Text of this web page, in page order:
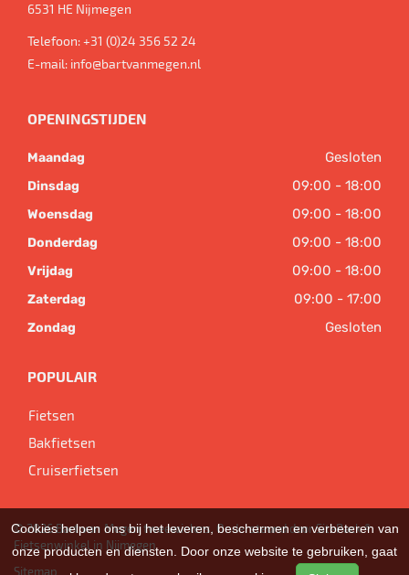
6531 HE Nijmegen
Telefoon:+31 (0)24 356 52 24
E-mail: info@bartvanmegen.nl
OPENINGSTIJDEN
Maandag Gesloten
Dinsdag 09:00 - 18:00
Woensdag 09:00 - 18:00
Donderdag 09:00 - 18:00
Vrijdag 09:00 - 18:00
Zaterdag 09:00 - 17:00
Zondag Gesloten
POPULAIR
Fietsen
Bakfietsen
Cruiserfietsen
© 2026 Bart van Megen tweewielers. Ondersteund doorSitePack ®
Fietsenwinkel in Nijmegen
Sitemap
Cookies helpen ons bij het leveren, beschermen en verbeteren van
onze producten en diensten. Door onze website te gebruiken, gaat